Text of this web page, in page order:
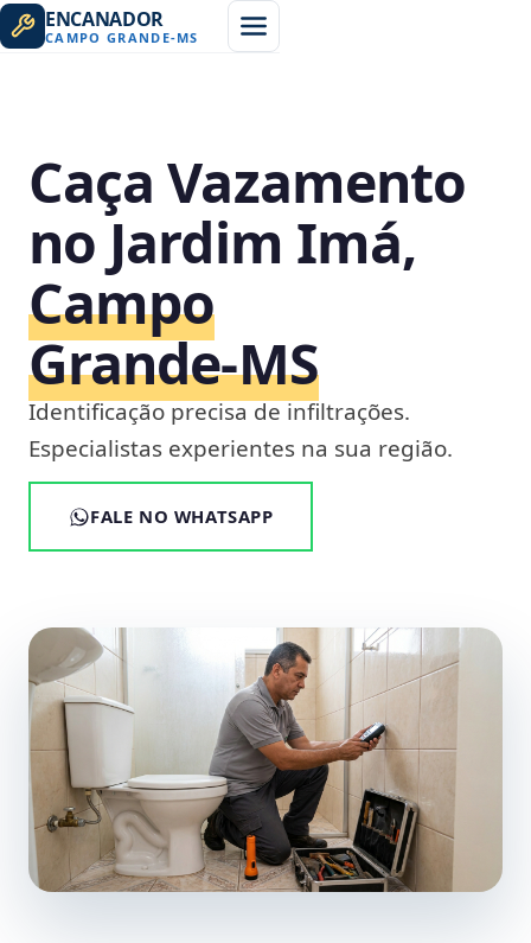
ENCANADOR
CAMPO GRANDE-MS
Caça Vazamento
no Jardim Imá,
Campo
Grande‑MS
Identificação precisa de infiltrações.
Especialistas experientes na sua região.
FALE NO WHATSAPP